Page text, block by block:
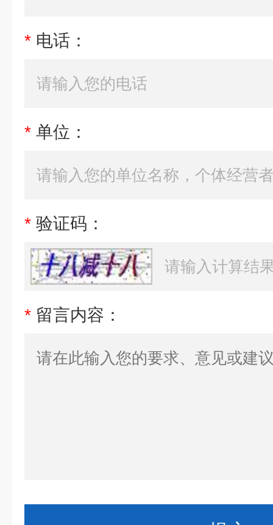
* 电话：
* 单位：
* 验证码：
* 留言内容：